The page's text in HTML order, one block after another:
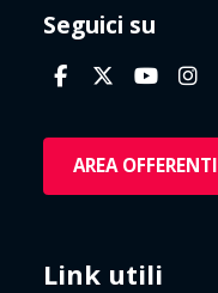
Seguici su
AREA OFFERENTI
Link utili